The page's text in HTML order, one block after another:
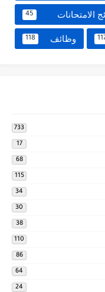
الامتحانات 45
وظائف 118
733
17
68
115
34
30
38
110
86
64
24